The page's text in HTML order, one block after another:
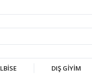
DIŞ GİYİM